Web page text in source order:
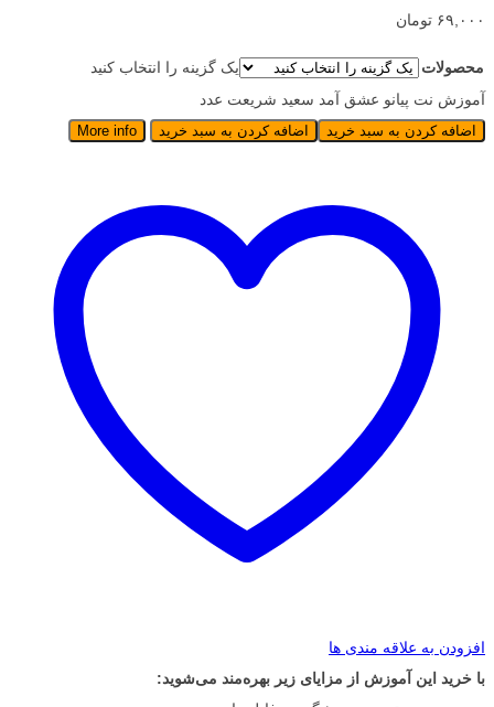
۶۹,۰۰۰ تومان
محصولات
یک گزینه را انتخاب کنید
آموزش نت پیانو عشق آمد سعید شریعت عدد
اضافه کردن به سبد خرید اضافه کردن به سبد خرید More info
افزودن به علاقه مندی ها
با خرید این آموزش از مزایای زیر بهره‌مند می‌شوید: